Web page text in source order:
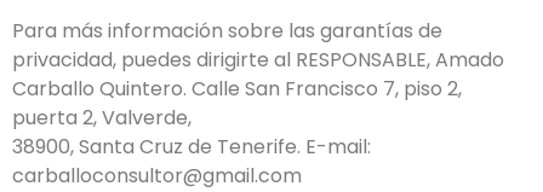
Para más información sobre las garantías de
privacidad, puedes dirigirte al RESPONSABLE, Amado
Carballo Quintero. Calle San Francisco 7, piso 2,
puerta 2, Valverde,
38900, Santa Cruz de Tenerife. E-mail:
carballoconsultor@gmail.com